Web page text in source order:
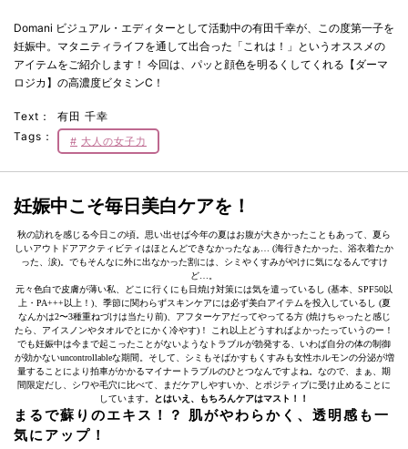
Domani ビジュアル・エディターとして活動中の有田千幸が、この度第一子を
妊娠中。マタニティライフを通して出合った「これは！」というオススメの
アイテムをご紹介します！ 今回は、パッと顔色を明るくしてくれる【ダーマ
ロジカ】の高濃度ビタミンC！
Text：
有田 千幸
Tags：
大人の女子力
妊娠中こそ毎日美白ケアを！
秋の訪れを感じる今日この頃。思い出せば今年の夏はお腹が大きかったこともあって、夏ら
しいアウトドアアクティビティはほとんどできなかったなぁ… (海行きたかった、浴衣着たか
った、涙)。でもそんなに外に出なかった割には、シミやくすみがやけに気になるんですけ
ど…。
元々色白で皮膚が薄い私、どこに行くにも日焼け対策には気を遣っているし (基本、SPF50以
上・PA+++以上！)、季節に関わらずスキンケアには必ず美白アイテムを投入しているし (夏
なんかは2〜3種重ねづけは当たり前)、アフターケアだってやってる方 (焼けちゃったと感じ
たら、アイスノンやタオルでとにかく冷やす)！ これ以上どうすればよかったっていうのー！
でも妊娠中は今まで起こったことがないようなトラブルが勃発する、いわば自分の体の制御
が効かないuncontrollableな期間。そして、シミもそばかすもくすみも女性ホルモンの分泌が増
量することにより拍車がかかるマイナートラブルのひとつなんですよね。なので、まぁ、期
間限定だし、シワや毛穴に比べて、まだケアしやすいか、とポジティブに受け止めることに
しています。 とはいえ、もちろんケアはマスト！！
まるで蘇りのエキス！？ 肌がやわらかく、透明感も一
気にアップ！